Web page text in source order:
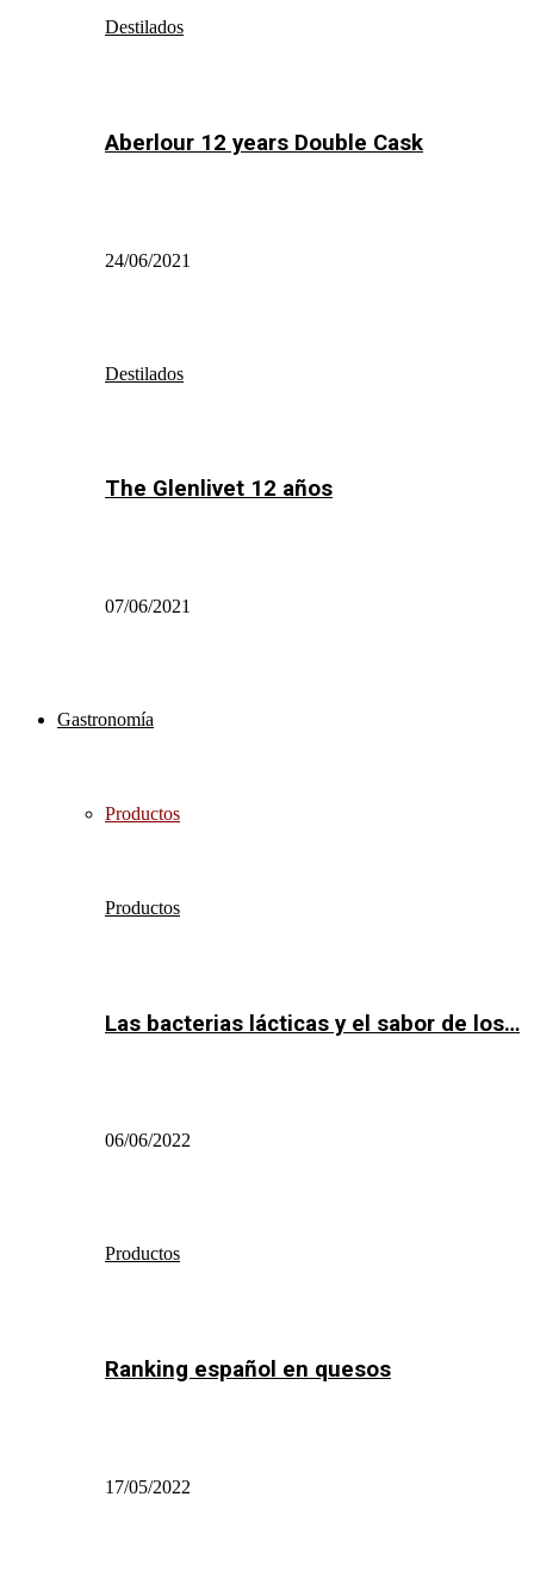
Destilados
Aberlour 12 years Double Cask
24/06/2021
Destilados
The Glenlivet 12 años
07/06/2021
Gastronomía
Productos
Productos
Las bacterias lácticas y el sabor de los…
06/06/2022
Productos
Ranking español en quesos
17/05/2022